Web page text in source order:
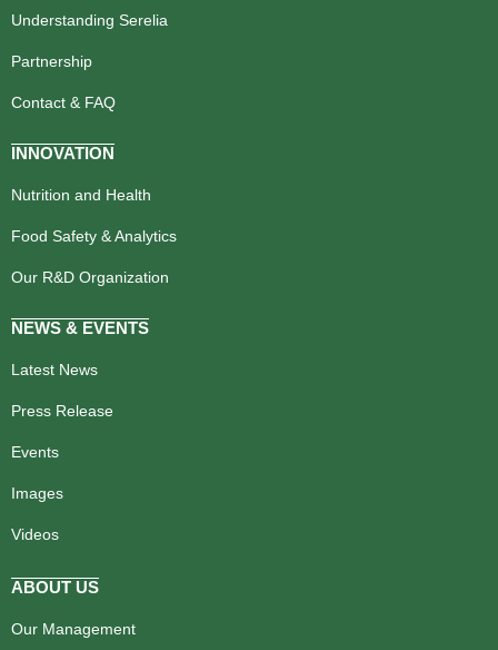
Understanding Serelia
Partnership
Contact & FAQ
INNOVATION
Nutrition and Health
Food Safety & Analytics
Our R&D Organization
NEWS & EVENTS
Latest News
Press Release
Events
Images
Videos
ABOUT US
Our Management